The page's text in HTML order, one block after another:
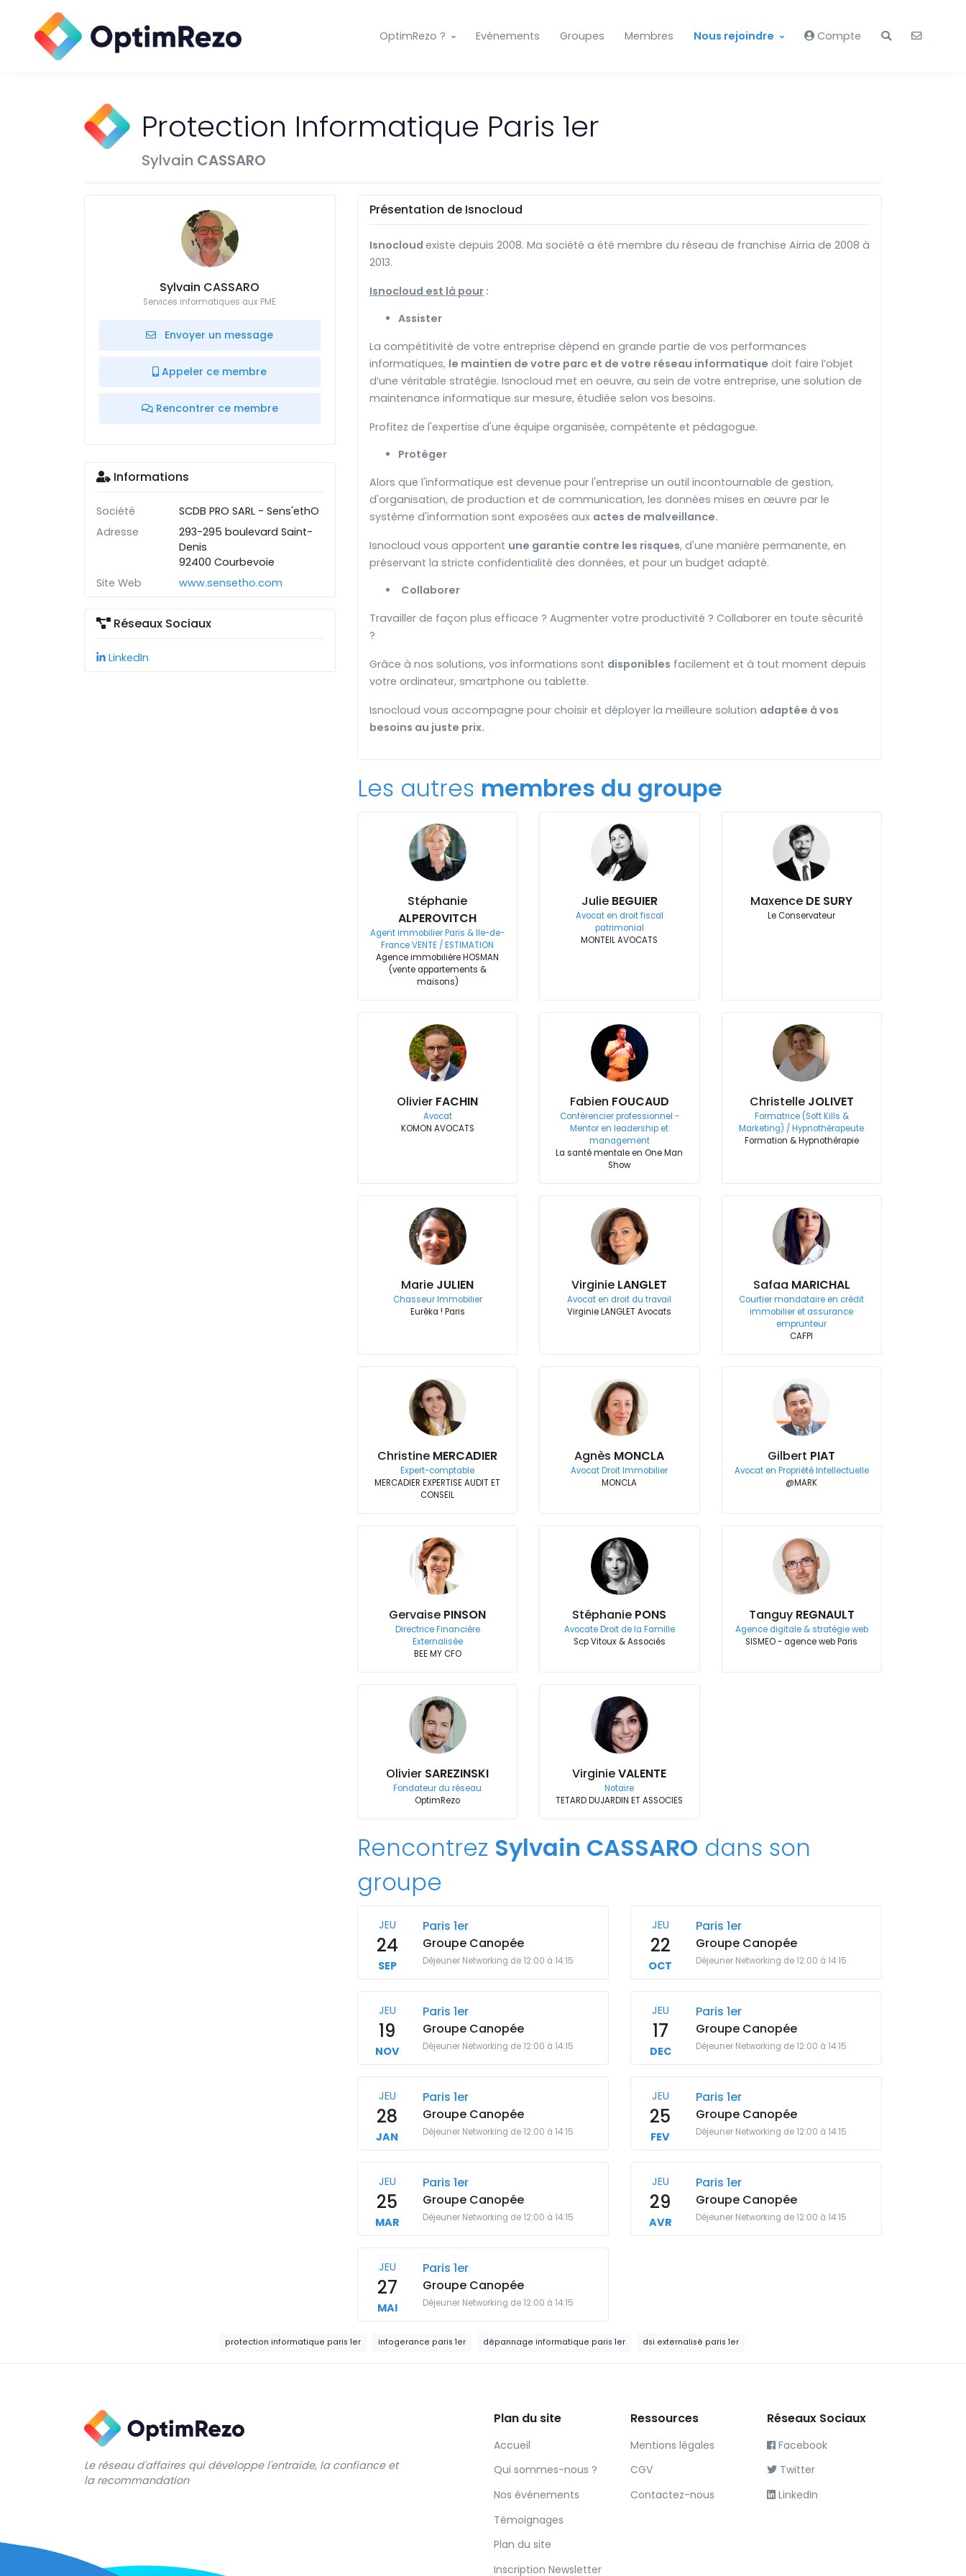
OptimRezo ? Evénements Groupes Membres Nous rejoindre Compte
Protection Informatique Paris 1er
Sylvain CASSARO
Sylvain CASSARO
Services informatiques aux PME
Envoyer un message
Appeler ce membre
Rencontrer ce membre
Informations
Société
SCDB PRO SARL - Sens'ethO
Adresse
293-295 boulevard Saint-
Denis
92400 Courbevoie
Site Web
www.sensetho.com
Réseaux Sociaux
LinkedIn
Présentation de Isnocloud
Isnocloud existe depuis 2008. Ma société a été membre du réseau de franchise Airria de 2008 à
2013.
Isnocloud est là pour:
Assister
La compétitivité de votre entreprise dépend en grande partie de vos performances
informatiques, le maintien de votre parc et de votre réseau informatique doit faire l’objet
d’une véritable stratégie. Isnocloud met en oeuvre, au sein de votre entreprise, une solution de
maintenance informatique sur mesure, étudiée selon vos besoins.
Profitez de l'expertise d'une équipe organisée, compétente et pédagogue.
Protéger
Alors que l'informatique est devenue pour l'entreprise un outil incontournable de gestion,
d'organisation, de production et de communication, les données mises en œuvre par le
système d'information sont exposées aux actes de malveillance.
Isnocloud vous apportent une garantie contre les risques, d'une manière permanente, en
préservant la stricte confidentialité des données, et pour un budget adapté.
Collaborer
Travailler de façon plus efficace ? Augmenter votre productivité ? Collaborer en toute sécurité
?
Grâce à nos solutions, vos informations sont disponibles facilement et à tout moment depuis
votre ordinateur, smartphone ou tablette.
Isnocloud vous accompagne pour choisir et déployer la meilleure solution adaptée à vos
besoins au juste prix.
Les autres membres du groupe
Stéphanie
ALPEROVITCH
Agent immobilier Paris & Ile-de-
France VENTE / ESTIMATION
Agence immobilière HOSMAN
(vente appartements &
maisons)
Julie BEGUIER
Avocat en droit fiscal
patrimonial
MONTEIL AVOCATS
Maxence DE SURY
Le Conservateur
Olivier FACHIN
Avocat
KOMON AVOCATS
Fabien FOUCAUD
Conférencier professionnel -
Mentor en leadership et
management
La santé mentale en One Man
Show
Christelle JOLIVET
Formatrice (Soft Kills &
Marketing) / Hypnothérapeute
Formation & Hypnothérapie
Marie JULIEN
Chasseur Immobilier
Eurêka ! Paris
Virginie LANGLET
Avocat en droit du travail
Virginie LANGLET Avocats
Safaa MARICHAL
Courtier mandataire en crédit
immobilier et assurance
emprunteur
CAFPI
Christine MERCADIER
Expert-comptable
MERCADIER EXPERTISE AUDIT ET
CONSEIL
Agnès MONCLA
Avocat Droit Immobilier
MONCLA
Gilbert PIAT
Avocat en Propriété Intellectuelle
@MARK
Gervaise PINSON
Directrice Financière
Externalisée
BEE MY CFO
Stéphanie PONS
Avocate Droit de la Famille
Scp Vitoux & Associés
Tanguy REGNAULT
Agence digitale & stratégie web
SISMEO - agence web Paris
Olivier SAREZINSKI
Fondateur du réseau
OptimRezo
VirginieVALENTE
Notaire
TETARD DUJARDIN ET ASSOCIES
Rencontrez Sylvain CASSARO dans son
groupe
JEU
24
SEP
Paris 1er
Groupe Canopée
Déjeuner Networking de 12:00 à 14:15
JEU
22
OCT
Paris 1er
Groupe Canopée
Déjeuner Networking de 12:00 à 14:15
JEU
19
NOV
Paris 1er
Groupe Canopée
Déjeuner Networking de 12:00 à 14:15
JEU
17
DEC
Paris 1er
Groupe Canopée
Déjeuner Networking de 12:00 à 14:15
JEU
28
JAN
Paris 1er
Groupe Canopée
Déjeuner Networking de 12:00 à 14:15
JEU
25
FEV
Paris 1er
Groupe Canopée
Déjeuner Networking de 12:00 à 14:15
JEU
25
MAR
Paris 1er
Groupe Canopée
Déjeuner Networking de 12:00 à 14:15
JEU
29
AVR
Paris 1er
Groupe Canopée
Déjeuner Networking de 12:00 à 14:15
JEU
27
MAI
Paris 1er
Groupe Canopée
Déjeuner Networking de 12:00 à 14:15
protection informatique paris 1er infogerance paris 1er dépannage informatique paris 1er dsi externalisé paris 1er
Le réseau d'affaires qui développe l'entraide, la confiance et
la recommandation
Plan du site
Accueil
Qui sommes-nous ?
Nos événements
Témoignages
Plan du site
Inscription Newsletter
Ressources
Mentions légales
CGV
Contactez-nous
Réseaux Sociaux
Facebook
Twitter
LinkedIn